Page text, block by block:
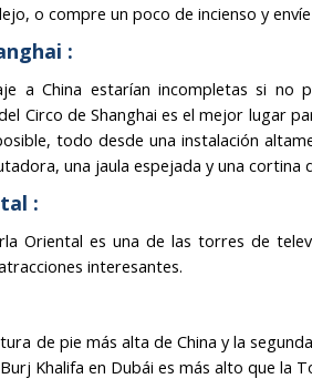
o compre un poco de incienso y
:
a China estarían incompletas si no
Circo de Shanghai es el mejor lugar
todo desde una instalación
una jaula espejada y una cortina
:
Oriental es una de las torres de
interesantes.
de pie más alta de China y la
Khalifa en Dubái es más alto que la